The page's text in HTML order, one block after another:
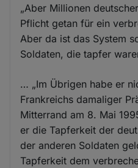
„Aber Millionen
Pflicht getan für ein
Aber da ist das System
Soldaten, die tapfer
… „Im Übrigen habe er
Frankreichs damaliger
Mitterrand am 8. Mai
er die Tapferkeit der
der anderen Soldaten
Tapferkeit dem